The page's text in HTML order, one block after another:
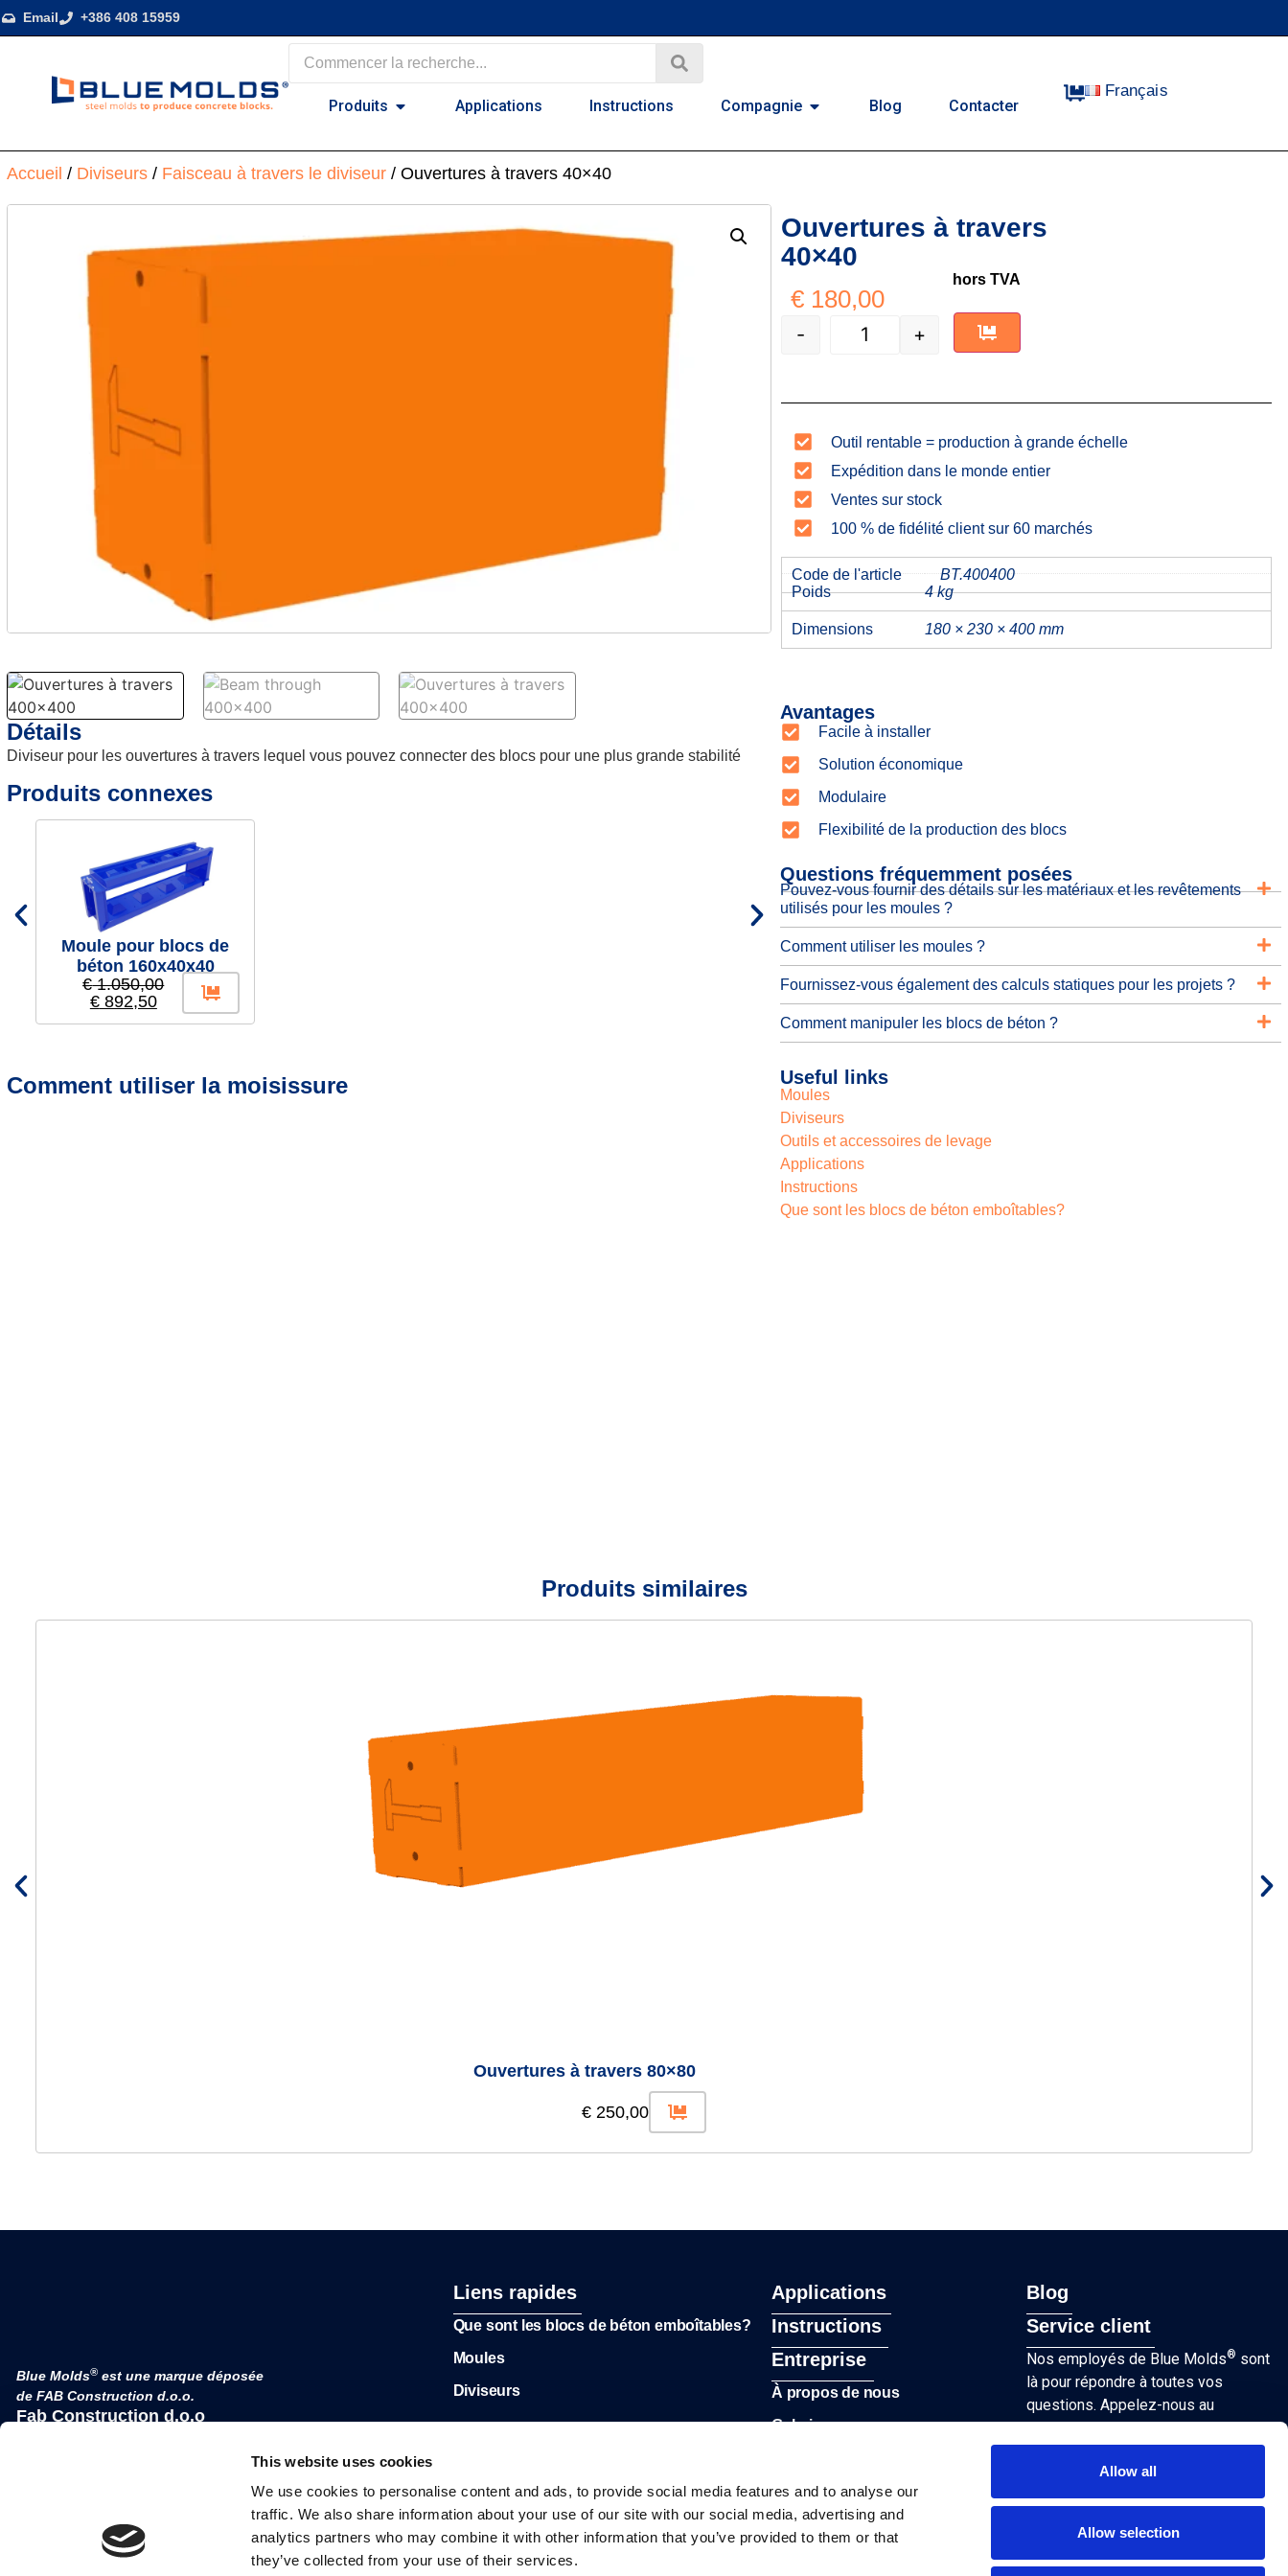
This website uses cookies
We use cookies to personalise content and ads, to provide social media features and to analyse our
traffic. We also share information about your use of our site with our social media, advertising and
analytics partners who may combine it with other information that you’ve provided to them or that
they’ve collected from your use of their services.
Allow all
Allow selection
Email +386 408 15959
Produits Applications Instructions Compagnie Blog Contacter
Français
Accueil / Diviseurs / Faisceau à travers le diviseur / Ouvertures à travers 40×40
Détails
Diviseur pour les ouvertures à travers lequel vous pouvez connecter des blocs pour une plus grande stabilité
Produits connexes
Moule pour blocs de
béton 160x40x40
€1.050,00
€892,50
Comment utiliser la moisissure
Ouvertures à travers
40×40
€ 180,00
hors TVA
- +
Outil rentable = production à grande échelle
Expédition dans le monde entier
Ventes sur stock
100 % de fidélité client sur 60 marchés
Code de l'article
BT.400400
Poids
4 kg
Dimensions 180 × 230 × 400 mm
Avantages
Facile à installer
Solution économique
Modulaire
Flexibilité de la production des blocs
Questions fréquemment posées
Pouvez-vous fournir des détails sur les matériaux et les revêtements
utilisés pour les moules ?
Comment utiliser les moules ?
Fournissez-vous également des calculs statiques pour les projets ?
Comment manipuler les blocs de béton ?
Useful links
Moules
Diviseurs
Outils et accessoires de levage
Applications
Instructions
Que sont les blocs de béton emboîtables?
Produits similaires
Ouvertures à travers 80×80
€ 250,00
Blue Molds® est une marque déposée
de FAB Construction d.o.o.
Fab Construction d.o.o
Liens rapides
Que sont les blocs de béton emboîtables?
Moules
Diviseurs
Applications
Instructions
Entreprise
À propos de nous
Galerie
Blog
Service client
Nos employés de Blue Molds® sont
là pour répondre à toutes vos
questions. Appelez-nous au
sales@bluemolds.com
CONTACT